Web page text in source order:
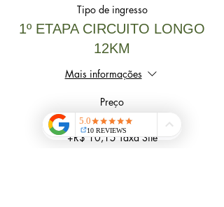
Tipo de ingresso
1º ETAPA CIRCUITO LONGO
12KM
Mais informações
Preço
R$ 145,00
+R$ 10,15 Taxa Site